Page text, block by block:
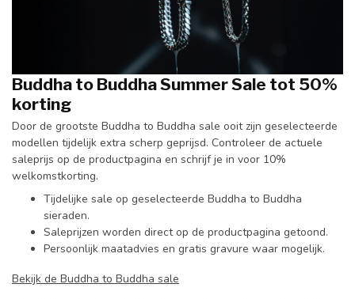
Buddha to Buddha Summer Sale tot 50%
korting
Door de grootste Buddha to Buddha sale ooit zijn geselecteerde
modellen tijdelijk extra scherp geprijsd. Controleer de actuele
saleprijs op de productpagina en schrijf je in voor 10%
welkomstkorting.
Tijdelijke sale op geselecteerde Buddha to Buddha
sieraden.
Saleprijzen worden direct op de productpagina getoond.
Persoonlijk maatadvies en gratis gravure waar mogelijk.
Bekijk de Buddha to Buddha sale